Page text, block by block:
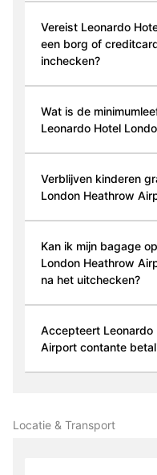
Vereist Leonardo
een borg of
inchecken?
Wat is de
Leonardo Hotel
Verblijven kinderen
London Heathrow
Kan ik mijn bagage
London Heathrow Airport vóór het
na het uitchecken?
Accepteert Leonardo
Airport contante
Locatie & Transport